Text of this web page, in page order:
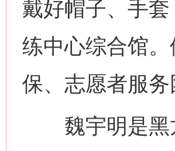
戴好帽子、手
练中心综合馆
保、志愿者服
魏宇明是黑